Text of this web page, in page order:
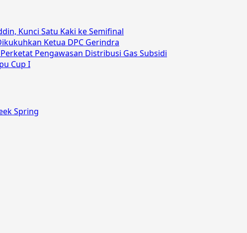
Kunci Satu Kaki ke Semifinal
Ketua DPC Gerindra
Pengawasan Distribusi Gas Subsidi
Cup I
Spring